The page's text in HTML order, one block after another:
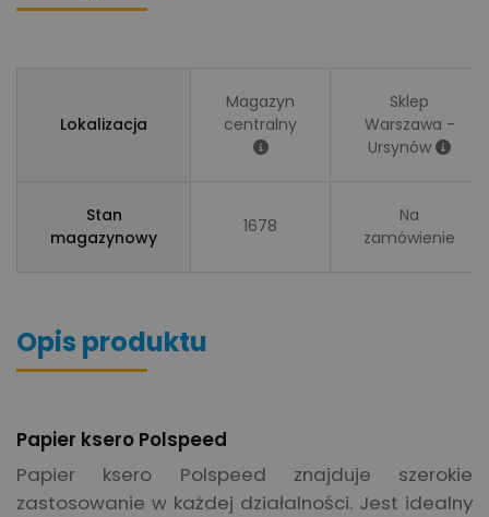
Lokalizacja
Magazyn
centralny
Sklep
Warszawa -
Ursynów
Stan
magazynowy
1678
Na
zamówienie
Opis produktu
Papier ksero Polspeed
Papier ksero Polspeed znajduje szerokie
zastosowanie w każdej działalności. Jest idealny